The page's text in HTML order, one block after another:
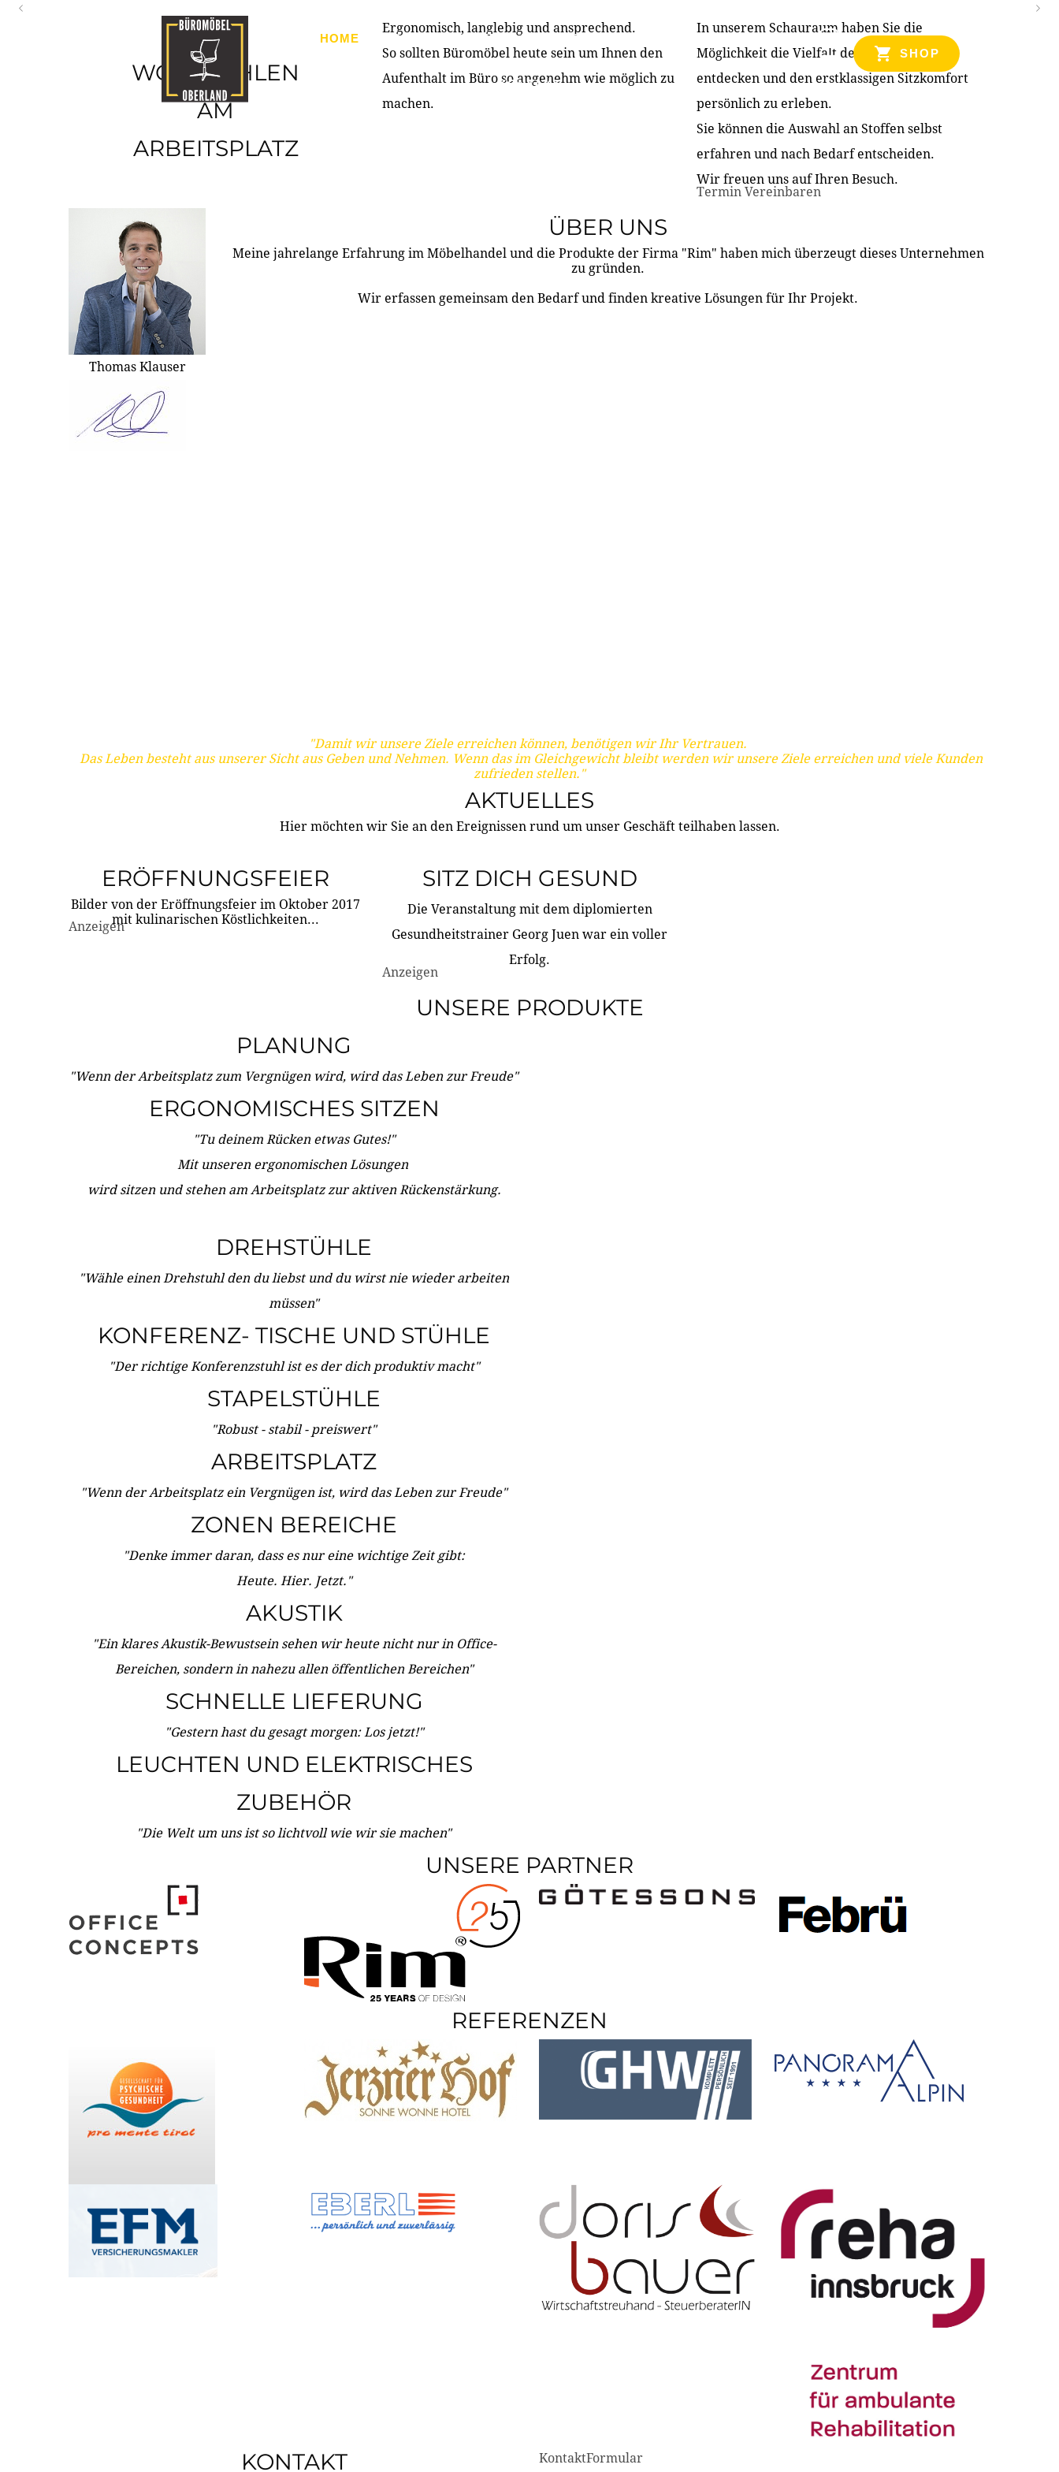
HOME PRODUKTE ÜBER UNS PARTNER & REFERENZEN
KONTAKT
SHOP
WOHLFÜHLEN
AM
ARBEITSPLATZ
Ergonomisch, langlebig und ansprechend.
So sollten Büromöbel heute sein um Ihnen den
Aufenthalt im Büro so angenehm wie möglich zu
machen.
In unserem Schauraum haben Sie die
Möglichkeit die Vielfalt der Produkte zu
entdecken und den erstklassigen Sitzkomfort
persönlich zu erleben.
Sie können die Auswahl an Stoffen selbst
erfahren und nach Bedarf entscheiden.
Wir freuen uns auf Ihren Besuch.
Termin Vereinbaren
Thomas Klauser
ÜBER UNS
Meine jahrelange Erfahrung im Möbelhandel und die Produkte der Firma "Rim" haben mich überzeugt dieses Unternehmen
zu gründen.
Wir erfassen gemeinsam den Bedarf und finden kreative Lösungen für Ihr Projekt.
"Damit wir unsere Ziele erreichen können, benötigen wir Ihr Vertrauen.
Das Leben besteht aus unserer Sicht aus Geben und Nehmen. Wenn das im Gleichgewicht bleibt werden wir unsere Ziele erreichen und viele Kunden
zufrieden stellen."
AKTUELLES
Hier möchten wir Sie an den Ereignissen rund um unser Geschäft teilhaben lassen.
ERÖFFNUNGSFEIER
Bilder von der Eröffnungsfeier im Oktober 2017
mit kulinarischen Köstlichkeiten...
Anzeigen
SITZ DICH GESUND
Die Veranstaltung mit dem diplomierten
Gesundheitstrainer Georg Juen war ein voller
Erfolg.
Anzeigen
UNSERE PRODUKTE
PLANUNG
"Wenn der Arbeitsplatz zum Vergnügen wird, wird das Leben zur Freude"
ERGONOMISCHES SITZEN
"Tu deinem Rücken etwas Gutes!"
Mit unseren ergonomischen Lösungen
wird sitzen und stehen am Arbeitsplatz zur aktiven Rückenstärkung.
DREHSTÜHLE
"Wähle einen Drehstuhl den du liebst und du wirst nie wieder arbeiten
müssen"
KONFERENZ- TISCHE UND STÜHLE
"Der richtige Konferenzstuhl ist es der dich produktiv macht"
STAPELSTÜHLE
"Robust - stabil - preiswert"
ARBEITSPLATZ
"Wenn der Arbeitsplatz ein Vergnügen ist, wird das Leben zur Freude"
ZONEN BEREICHE
"Denke immer daran, dass es nur eine wichtige Zeit gibt:
Heute. Hier. Jetzt."
AKUSTIK
"Ein klares Akustik-Bewustsein sehen wir heute nicht nur in Office-
Bereichen, sondern in nahezu allen öffentlichen Bereichen"
SCHNELLE LIEFERUNG
"Gestern hast du gesagt morgen: Los jetzt!"
LEUCHTEN UND ELEKTRISCHES
ZUBEHÖR
"Die Welt um uns ist so lichtvoll wie wir sie machen"
UNSERE PARTNER
REFERENZEN
KONTAKT KontaktFormular